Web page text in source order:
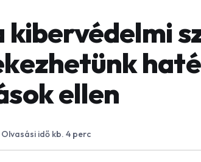
kibervédelmi
ellen
Olvasási idő kb. 4 perc